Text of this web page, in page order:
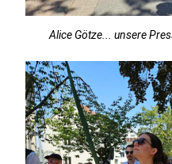
Alice Götze... unsere